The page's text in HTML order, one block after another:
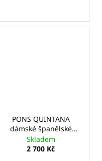
PONS QUINTANA
dámské španělské
kožené proplétané
sandály
Skladem
2 700 Kč